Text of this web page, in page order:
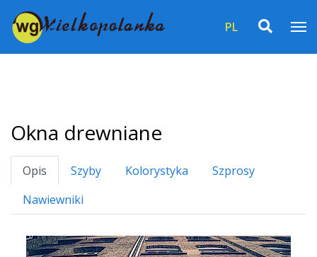
PL
Okna drewniane
Opis Szyby Kolorystyka
Szprosy
Nawiewniki